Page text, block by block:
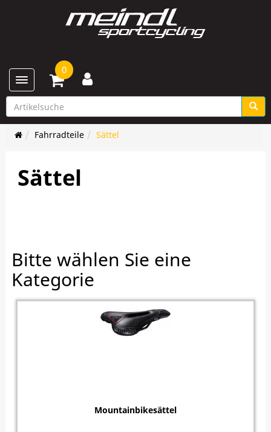
Toggle navigation
0
Fahrradteile Sättel
Sättel
Bitte wählen Sie eine
Kategorie
Mountainbikesättel